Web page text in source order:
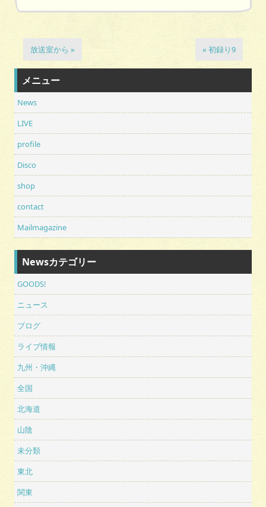
« 初録り9
放送室から »
メニュー
News
LIVE
profile
Disco
shop
contact
Mailmagazine
Newsカテゴリー
GOODS!
ニュース
ブログ
ライブ情報
九州・沖縄
全国
北海道
山陰
未分類
東北
関東